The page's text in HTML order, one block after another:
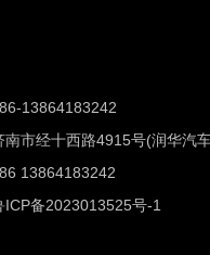
13864183242
南市经十西路4915号(润华汽
13864183242
ICP备2023013525号-1